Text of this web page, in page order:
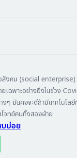
สังคม (social
เฉพาะอย่างยิ่งในช่วง
ๆ มันคงจะดีถ้ามีเทคโนโล
จทย์คนทั้งสองฝ่าย
บบ่อย